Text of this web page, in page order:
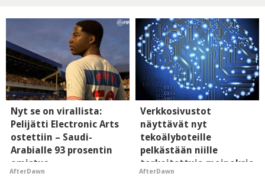
Nyt se on virallista:
Pelijätti Electronic Arts
ostettiin – Saudi-
Arabialle 93 prosentin
omistus
AfterDawn
Verkkosivustot
näyttävät nyt
tekoälyboteille
pelkästään niille
tarkoitettuja mainoksia
- vaikuttaa tekoälyn
AfterDawn